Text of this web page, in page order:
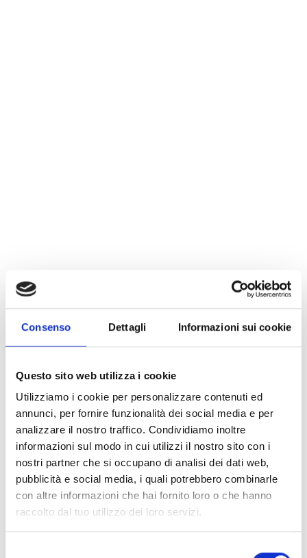
Consenso Dettagli Informazioni sui cookie
Questo sito web utilizza i cookie
Utilizziamo i cookie per personalizzare contenuti ed
annunci, per fornire funzionalità dei social media e per
analizzare il nostro traffico. Condividiamo inoltre
informazioni sul modo in cui utilizzi il nostro sito con i
nostri partner che si occupano di analisi dei dati web,
pubblicità e social media, i quali potrebbero combinarle
con altre informazioni che hai fornito loro o che hanno
raccolto dal tuo utilizzo dei loro servizi.